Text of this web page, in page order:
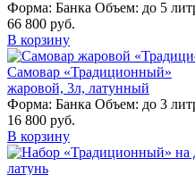
Форма: Банка Объем: до 5
66 800 руб.
В корзину
Самовар «Традиционный»
жаровой, 3л, латунный
Форма: Банка Объем: до 3
16 800 руб.
В корзину